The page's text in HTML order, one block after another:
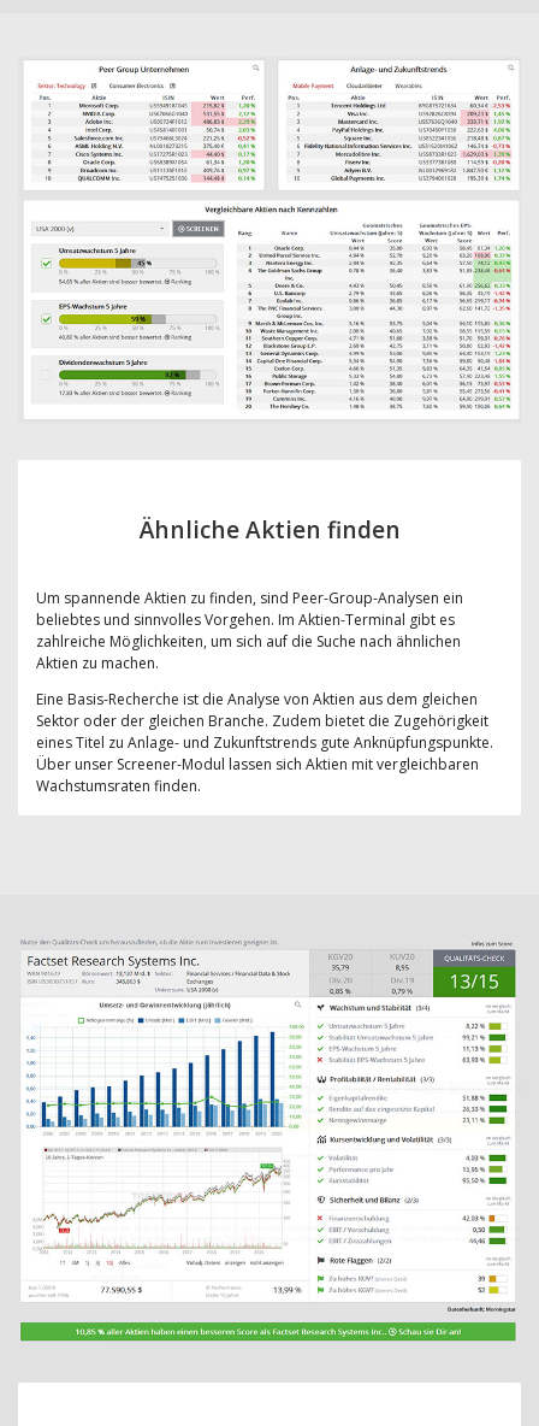
Ähnliche Aktien finden
Um spannende Aktien zu finden, sind Peer-Group-Analysen ein
beliebtes und sinnvolles Vorgehen. Im Aktien-Terminal gibt es
zahlreiche Möglichkeiten, um sich auf die Suche nach ähnlichen
Aktien zu machen.
Eine Basis-Recherche ist die Analyse von Aktien aus dem gleichen
Sektor oder der gleichen Branche. Zudem bietet die Zugehörigkeit
eines Titel zu Anlage- und Zukunftstrends gute Anknüpfungspunkte.
Über unser Screener-Modul lassen sich Aktien mit vergleichbaren
Wachstumsraten finden.